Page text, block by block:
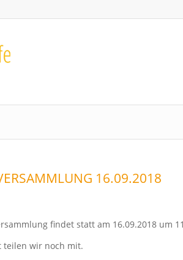
16.09.2018
findet statt am 16.09.2018 um
teilen wir noch mit.